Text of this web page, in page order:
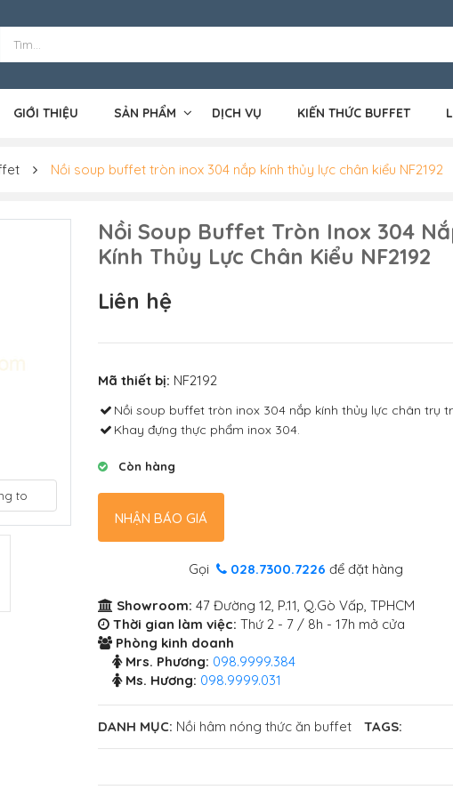
GIỚI THIỆU SẢN PHẨM DỊCH VỤ KIẾN THỨC BUFFET
Nồi soup buffet tròn inox 304 nắp kính thủy lực chân kiểu NF2192
to
Nồi Soup Buffet Tròn Inox 304
Kính Thủy Lực Chân Kiểu NF2192
Liên hệ
Mã thiết bị: NF2192
Nồi soup buffet tròn inox 304 nắp kính thủy lực chân trụ
Khay đựng thực phẩm inox 304.
Còn hàng
NHẬN BÁO GIÁ
Gọi 028.7300.7226 để đặt hàng
Showroom: 47 Đường 12, P.11, Q.Gò Vấp, TPHCM
Thời gian làm việc: Thứ 2 - 7 / 8h - 17h mở cửa
Phòng kinh doanh
Mrs. Phương: 098.9999.384
Ms. Hương: 098.9999.031
DANH MỤC: Nồi hâm nóng thức ăn buffet TAGS: